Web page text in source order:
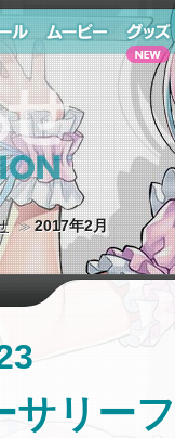
2017年2月
サリー
ル ムービー グッズ